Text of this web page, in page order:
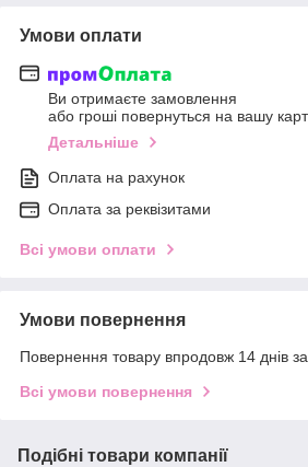
Умови оплати
Ви отримаєте замовлення
або гроші повернуться на вашу
Детальніше
Оплата на рахунок
Оплата за реквізитами
Всі умови оплати
Умови повернення
Повернення товару впродовж 14 днів
Всі умови повернення
Подібні товари компанії